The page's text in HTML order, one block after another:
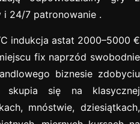
i 24/7 patronowanie .
indukcja astat 2000–5000 €
fix naprzód swobodnie
biznesie zdobyciu
się na klasycznej
mnóstwie, dziesiątkach,